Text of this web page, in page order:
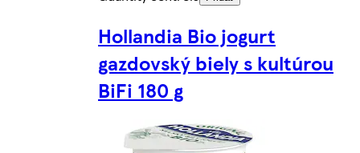
Hollandia Bio jogurt
gazdovský biely s kultúrou
BiFi 180 g